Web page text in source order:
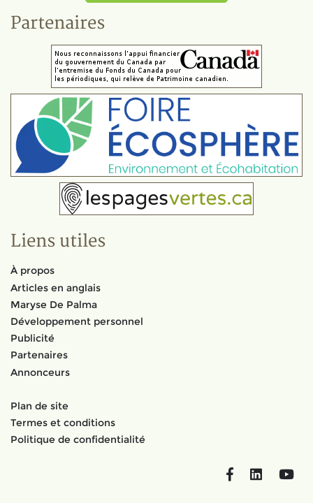
Partenaires
Liens utiles
À propos
Articles en anglais
Maryse De Palma
Développement personnel
Publicité
Partenaires
Annonceurs
Plan de site
Termes et conditions
Politique de confidentialité
FacebookLinkedIn